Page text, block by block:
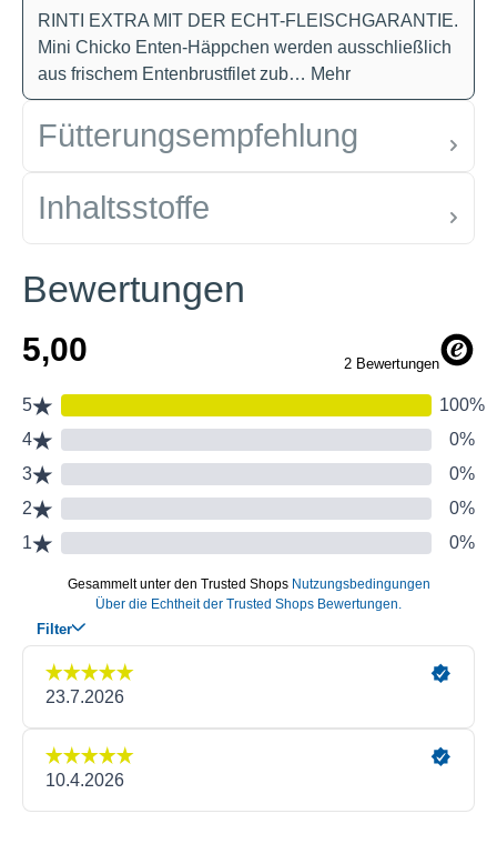
RINTI EXTRA MIT DER ECHT-FLEISCHGARANTIE.
Mini Chicko Enten-Häppchen werden ausschließlich
aus frischem Entenbrustfilet zub… Mehr
Fütterungsempfehlung
Inhaltsstoffe
Bewertungen